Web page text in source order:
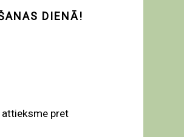
DIENĀ!
attieksme pret